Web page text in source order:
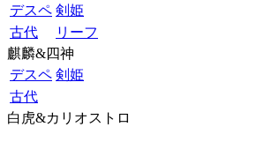
デスペ 剣姫
古代
リーフ
麒麟&四神
デスペ 剣姫
古代
白虎&カリオストロ